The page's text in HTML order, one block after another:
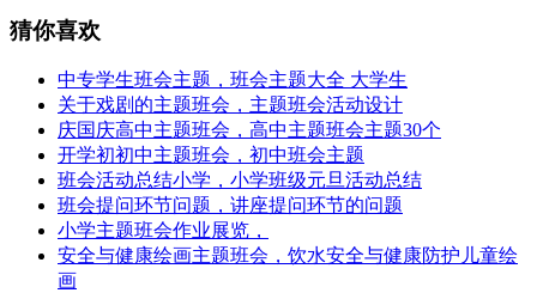
猜你喜欢
中专学生班会主题，班会主题大全 大学生
关于戏剧的主题班会，主题班会活动设计
庆国庆高中主题班会，高中主题班会主题30个
开学初初中主题班会，初中班会主题
班会活动总结小学，小学班级元旦活动总结
班会提问环节问题，讲座提问环节的问题
小学主题班会作业展览，
安全与健康绘画主题班会，饮水安全与健康防护儿童绘
画